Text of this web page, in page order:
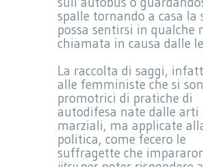
spalle tornando a casa la
possa sentirsi in qualche
chiamata in causa dalle
La raccolta di saggi,
alle femministe che si
promotrici di pratiche di
autodifesa nate dalle arti
marziali, ma applicate
politica, come fecero le
suffragette che